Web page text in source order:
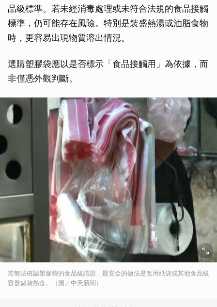
品級標準。若未經消毒處理或未符合法規的食品接觸
標準，仍可能存在風險。特別是裝盛熱湯或油脂食物
時，更容易出現物質溶出情況。
選購塑膠袋應以是否標示「食品接觸用」為依據，而
非僅憑外觀判斷。
若無法確認塑膠袋的食品級認證，最安全的做法是改用紙袋或其他食品級
容器盛裝熱食。（圖／中天新聞）